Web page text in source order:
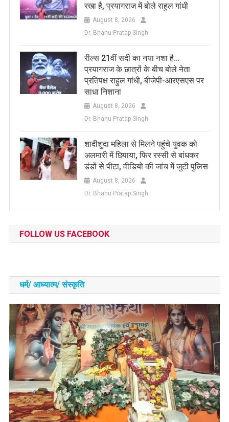
रखा है, प्रयागराज में बोले राहुल गांधी
August 8, 2026
Dr. Bhanu Pratap Singh
रील्स 21वीं सदी का नया नशा है…
प्रयागराज के छात्रों के बीच बोले नेता
प्रतिपक्ष राहुल गांधी, बीजेपी-आरएसएस पर
साधा निशाना
August 8, 2026
Dr. Bhanu Pratap Singh
शादीशुदा महिला से मिलने पहुंचे युवक को
अलमारी में छिपाया, फिर रस्सी से बांधकर
डंडों से पीटा, वीडियो की जांच में जुटी पुलिस
August 8, 2026
Dr. Bhanu Pratap Singh
FOLLOW US FACEBOOK
धर्म/ आध्‍यात्‍म/ संस्‍कृति